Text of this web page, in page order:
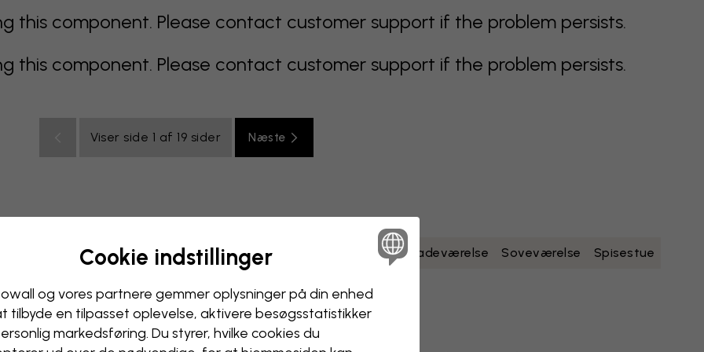
this component. Please contact customer support if the problem persists.
this component. Please contact customer support if the problem persists.
Viser side 1 af 19 sider Næste
Orange lyserødt lilla rødt gult Badeværelse Soveværelse Spisestue
Cookie indstillinger
og vores partnere gemmer oplysninger på din enhed
tilbyde en tilpasset oplevelse, aktivere besøgs­statistikker
markedsføring. Du styrer, hvilke cookies du